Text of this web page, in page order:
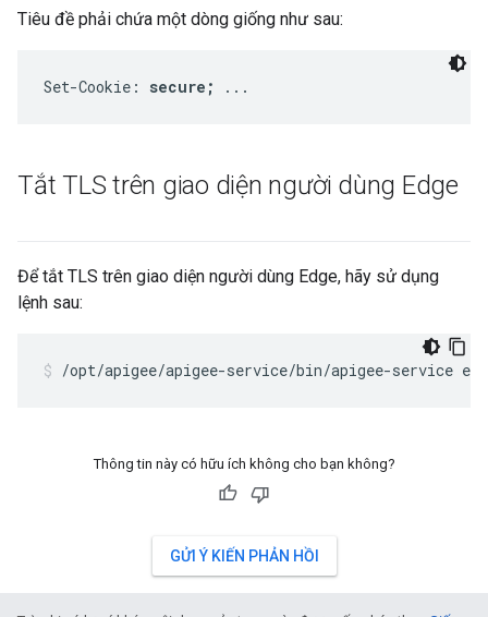
Tiêu đề phải chứa một dòng giống như sau:
Set-Cookie: secure; ...
Tắt TLS trên giao diện người dùng Edge
Để tắt TLS trên giao diện người dùng Edge, hãy sử dụng
lệnh sau:
/opt/apigee/apigee-service/bin/apigee-service
Thông tin này có hữu ích không cho bạn không?
GỬI Ý KIẾN PHẢN HỒI